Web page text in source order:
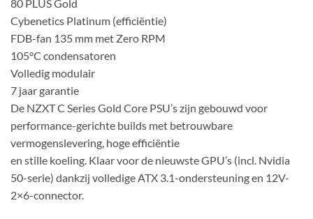
80 PLUS Gold
Cybenetics Platinum (efficiëntie)
FDB-fan 135 mm met Zero RPM
105°C condensatoren
Volledig modulair
7 jaar garantie
De NZXT C Series Gold Core PSU’s zijn gebouwd voor
performance-gerichte builds met betrouwbare
vermogenslevering, hoge efficiëntie
en stille koeling. Klaar voor de nieuwste GPU’s (incl. Nvidia
50-serie) dankzij volledige ATX 3.1-ondersteuning en 12V-
2×6-connector.